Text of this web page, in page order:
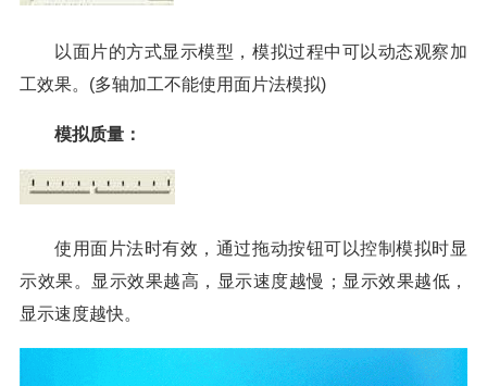
以面片的方式显示模型，模拟过程中可以动态观察加
工效果。(多轴加工不能使用面片法模拟)
模拟质量：
使用面片法时有效，通过拖动按钮可以控制模拟时显
示效果。显示效果越高，显示速度越慢；显示效果越低，
显示速度越快。